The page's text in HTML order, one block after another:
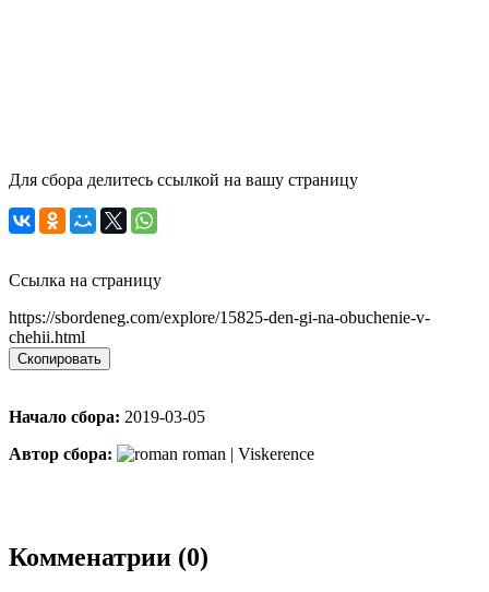
Для сбора делитесь ссылкой на вашу страницу
Ссылка на страницу
https://sbordeneg.com/explore/15825-den-gi-na-obuchenie-v-
chehii.html
Скопировать
Начало сбора: 2019-03-05
Автор сбора:
roman | Viskerence
Комменатрии (0)